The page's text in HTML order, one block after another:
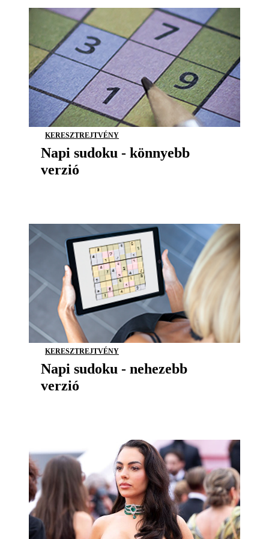
KERESZTREJTVÉNY
Napi sudoku - könnyebb
verzió
KERESZTREJTVÉNY
Napi sudoku - nehezebb
verzió